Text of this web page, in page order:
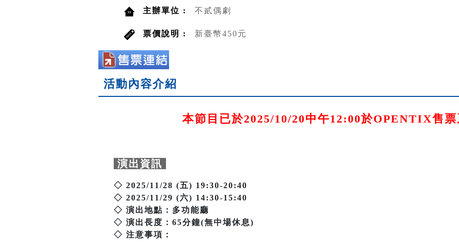
主辦單位 : 不貳偶劇
票價說明 : 新臺幣450元
活動內容介紹
本節目已於2025/10/20中午12:00於OPENTIX售票
演出資訊
◇ 2025/11/28 (五) 19:30-20:40
◇ 2025/11/29 (六) 14:30-15:40
◇ 演出地點：多功能廳
◇ 演出長度：65分鐘(無中場休息)
◇ 注意事項：